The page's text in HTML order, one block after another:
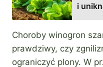
i
Choroby winogron
prawdziwy, czy
ograniczyć plony. W